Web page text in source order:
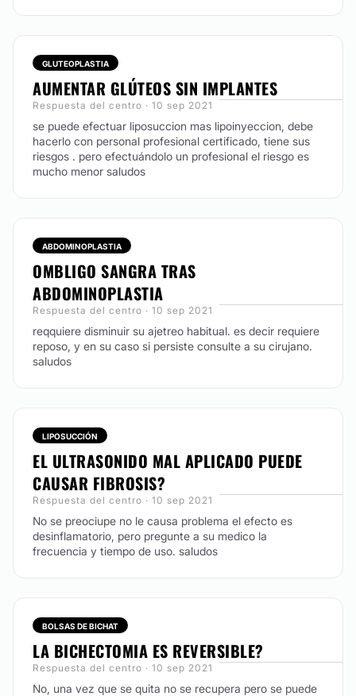
GLUTEOPLASTIA
AUMENTAR GLÚTEOS SIN IMPLANTES
Respuesta del centro · 10 sep 2021
se puede efectuar liposuccion mas lipoinyeccion, debe
hacerlo con personal profesional certificado, tiene sus
riesgos . pero efectuándolo un profesional el riesgo es
mucho menor saludos
ABDOMINOPLASTIA
OMBLIGO SANGRA TRAS
ABDOMINOPLASTIA
Respuesta del centro · 10 sep 2021
reqquiere disminuir su ajetreo habitual. es decir requiere
reposo, y en su caso si persiste consulte a su cirujano.
saludos
LIPOSUCCIÓN
EL ULTRASONIDO MAL APLICADO PUEDE
CAUSAR FIBROSIS?
Respuesta del centro · 10 sep 2021
No se preociupe no le causa problema el efecto es
desinflamatorio, pero pregunte a su medico la
frecuencia y tiempo de uso. saludos
BOLSAS DE BICHAT
LA BICHECTOMIA ES REVERSIBLE?
Respuesta del centro · 10 sep 2021
No, una vez que se quita no se recupera pero se puede